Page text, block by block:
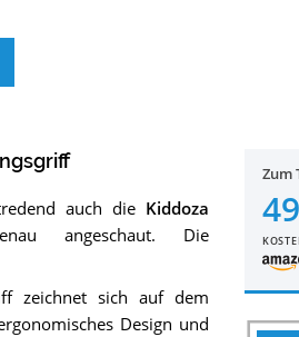
Zum
auch die Kiddoza
angeschaut. Die
zeichnet sich auf dem
Design und